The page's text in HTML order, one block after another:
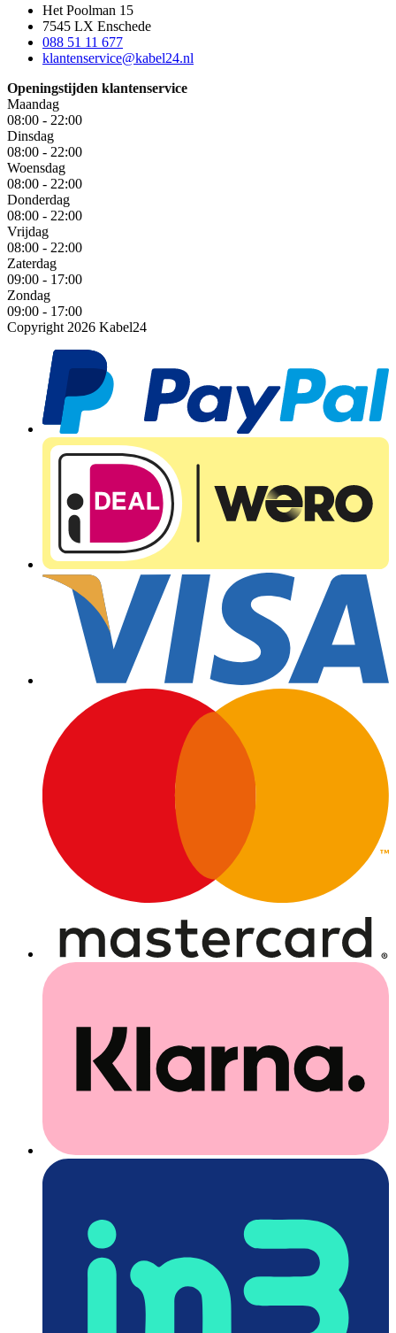
Het Poolman 15
7545 LX Enschede
088 51 11 677
klantenservice@kabel24.nl
Openingstijden klantenservice
Maandag
08:00 - 22:00
Dinsdag
08:00 - 22:00
Woensdag
08:00 - 22:00
Donderdag
08:00 - 22:00
Vrijdag
08:00 - 22:00
Zaterdag
09:00 - 17:00
Zondag
09:00 - 17:00
Copyright 2026 Kabel24